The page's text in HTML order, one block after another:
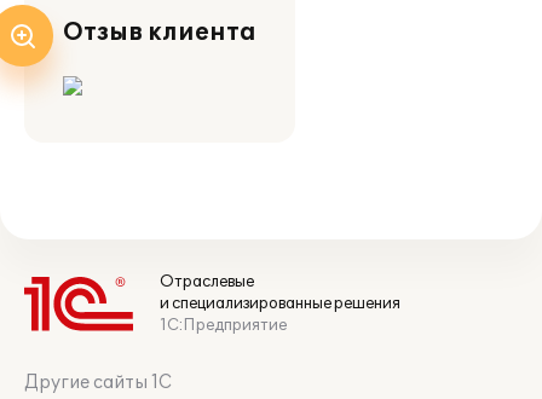
Отзыв клиента
Отраслевые
и специализированные решения
1С:Предприятие
Другие сайты 1С